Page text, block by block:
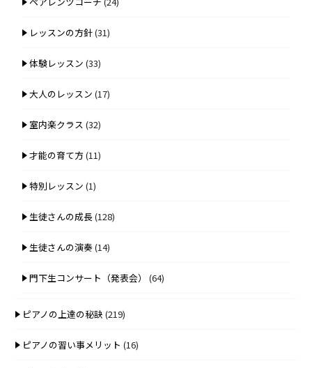
レッスンの方針(31)
体験レッスン (33)
大人のレッスン (17)
室内楽クラス (32)
才能の育て方 (11)
特別レッスン (1)
生徒さんの成長(128)
生徒さんの演奏(14)
門下生コンサート（発表会） (64)
ピアノの上達の秘訣 (219)
ピアノの習い事メリット (16)